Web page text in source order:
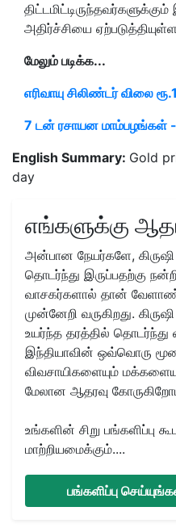
அதிர்ச்சியை
மேலும் படிக்க...
எரிவாயு சிலிண்டர் விலை
7 டன் ரசாயன மாம்பழங்கள் -
English Summary: Gold
day
எங்களுக்கு
அன்பான நேயர்களே,
தொடர்ந்து இருப்பதற்கு
வாசகர்களால் தான் வேளாண்
முன்னேறி வருகிறது.
உயர்ந்த தரத்தில் தொடர்ந்து
இந்தியாவின் ஒவ்வொரு
விவசாயிகளையும்
மேலான ஆதரவு
உங்களின் சிறு பங்களிப்பு
மாற்றியமைக்கும்....
பங்களிப்பு